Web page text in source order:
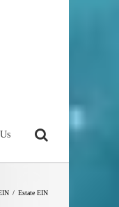
/ Estate EIN